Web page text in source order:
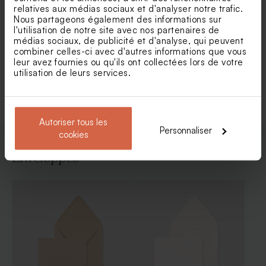
relatives aux médias sociaux et d'analyser notre trafic.
Nous partageons également des informations sur
l'utilisation de notre site avec nos partenaires de
médias sociaux, de publicité et d'analyse, qui peuvent
combiner celles-ci avec d'autres informations que vous
leur avez fournies ou qu'ils ont collectées lors de votre
utilisation de leurs services.
Autoriser tous les
cookies
Personnaliser
Faire part baptême plexi et
jolies fleurs
Faire part baptême pampa
magique
Voir toute la collection Faire-part baptême
Enveloppes